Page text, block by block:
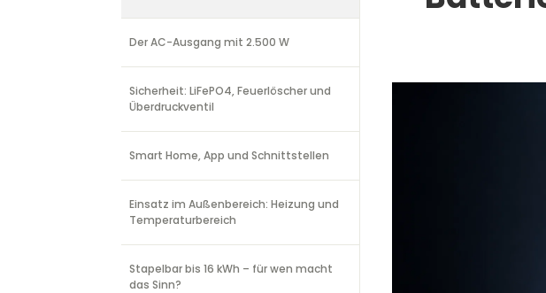
Der AC-Ausgang mit 2.500 W
Sicherheit: LiFePO4, Feuerlöscher und
Überdruckventil
Smart Home, App und Schnittstellen
Einsatz im Außenbereich: Heizung und
Temperaturbereich
Stapelbar bis 16 kWh – für wen macht
das Sinn?